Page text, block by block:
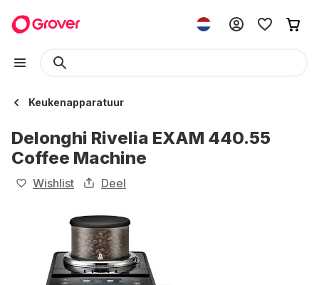
Keukenapparatuur
Delonghi Rivelia EXAM 440.55
Coffee Machine
Wishlist Deel